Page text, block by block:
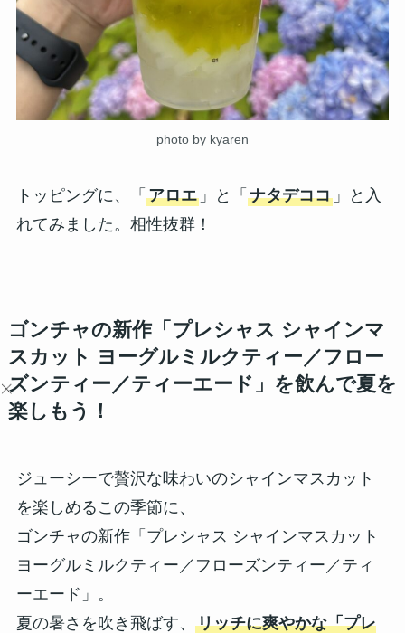
photo by kyaren
トッピングに、「 アロエ」と「 ナタデココ」と入
れてみました。相性抜群！
ゴンチャの新作「プレシャス シャインマ
スカット ヨーグルミルクティー／フロー
ズンティー／ティーエード」を飲んで夏を
楽しもう！
ジューシーで贅沢な味わいのシャインマスカット
を楽しめるこの季節に、
ゴンチャの新作「プレシャス シャインマスカット
ヨーグルミルクティー／フローズンティー／ティ
ーエード」。
夏の暑さを吹き飛ばす、 リッチに爽やかな「プレ